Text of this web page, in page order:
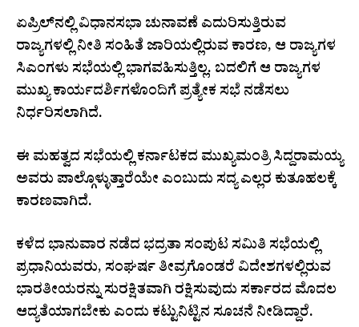
ಏಪ್ರಿಲ್‌ನಲ್ಲಿ ವಿಧಾನಸಭಾ ಚುನಾವಣೆ ಎದುರಿಸುತ್ತಿರುವ
ರಾಜ್ಯಗಳಲ್ಲಿ ನೀತಿ ಸಂಹಿತೆ ಜಾರಿಯಲ್ಲಿರುವ ಕಾರಣ, ಆ ರಾಜ್ಯಗಳ
ಸಿಎಂಗಳು ಸಭೆಯಲ್ಲಿ ಭಾಗವಹಿಸುತ್ತಿಲ್ಲ. ಬದಲಿಗೆ ಆ ರಾಜ್ಯಗಳ
ಮುಖ್ಯ ಕಾರ್ಯದರ್ಶಿಗಳೊಂದಿಗೆ ಪ್ರತ್ಯೇಕ ಸಭೆ ನಡೆಸಲು
ನಿರ್ಧರಿಸಲಾಗಿದೆ.
ಈ ಮಹತ್ವದ ಸಭೆಯಲ್ಲಿ ಕರ್ನಾಟಕದ ಮುಖ್ಯಮಂತ್ರಿ ಸಿದ್ದರಾಮಯ್ಯ
ಅವರು ಪಾಲ್ಗೊಳ್ಳುತ್ತಾರೆಯೇ ಎಂಬುದು ಸದ್ಯ ಎಲ್ಲರ ಕುತೂಹಲಕ್ಕೆ
ಕಾರಣವಾಗಿದೆ.
ಕಳೆದ ಭಾನುವಾರ ನಡೆದ ಭದ್ರತಾ ಸಂಪುಟ ಸಮಿತಿ ಸಭೆಯಲ್ಲಿ
ಪ್ರಧಾನಿಯವರು, ಸಂಘರ್ಷ ತೀವ್ರಗೊಂಡರೆ ವಿದೇಶಗಳಲ್ಲಿರುವ
ಭಾರತೀಯರನ್ನು ಸುರಕ್ಷಿತವಾಗಿ ರಕ್ಷಿಸುವುದು ಸರ್ಕಾರದ ಮೊದಲ
ಆದ್ಯತೆಯಾಗಬೇಕು ಎಂದು ಕಟ್ಟುನಿಟ್ಟಿನ ಸೂಚನೆ ನೀಡಿದ್ದಾರೆ.